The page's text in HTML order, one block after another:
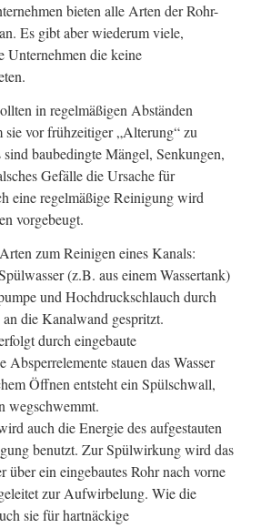
bieten alle Arten der Rohr-
Es gibt aber wiederum viele,
Unternehmen die keine
in regelmäßigen Abständen
sie vor frühzeitiger „Alterung“ zu
baubedingte Mängel, Senkungen,
Gefälle die Ursache für
eine regelmäßige Reinigung wird
vorgebeugt.
zum Reinigen eines Kanals:
(z.B. aus einem Wassertank)
und Hochdruckschlauch durch
die Kanalwand gespritzt.
durch eingebaute
Absperrelemente stauen das Wasser
Öffnen entsteht ein Spülschwall,
wegschwemmt.
auch die Energie des aufgestauten
benutzt. Zur Spülwirkung wird das
über ein eingebautes Rohr nach vorne
zur Aufwirbelung. Wie die
sie für hartnäckige